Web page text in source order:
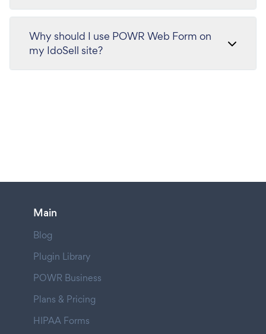
Why should I use POWR Web Form on
my IdoSell site?
Main
Blog
Plugin Library
POWR Business
Plans & Pricing
HIPAA Forms